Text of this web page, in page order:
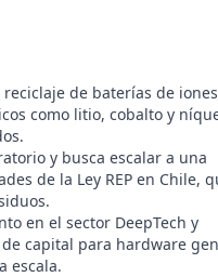
de baterías de
como litio, cobalto y
y busca escalar a una
de la Ley REP en Chile,
en el sector DeepTech y
capital para hardware
escala.